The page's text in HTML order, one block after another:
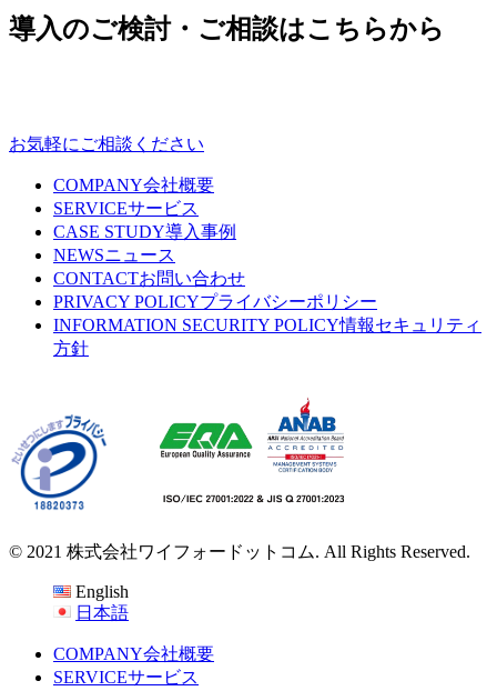
導入のご検討・ご相談はこちらから
お気軽にご相談ください
COMPANY会社概要
SERVICEサービス
CASE STUDY導入事例
NEWSニュース
CONTACTお問い合わせ
PRIVACY POLICYプライバシーポリシー
INFORMATION SECURITY POLICY情報セキュリティ
方針
© 2021 株式会社ワイフォードットコム. All Rights Reserved.
English
日本語
COMPANY会社概要
SERVICEサービス